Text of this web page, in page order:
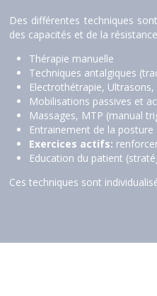
Des différentes techniques
des capacités et de la
Thérapie manuelle
Techniques antalgiques
Electrothétrapie,
Mobilisations passives et
Massages, MTP (manual
Entrainement de la posture
Exercices actifs:
Education du patient
Ces techniques sont